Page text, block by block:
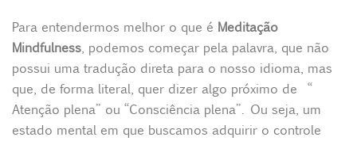
Para entendermos melhor o que é Meditação
Mindfulness, podemos começar pela palavra, que não
possui uma tradução direta para o nosso idioma, mas
que, de forma literal, quer dizer algo próximo de “
Atenção plena” ou “Consciência plena”. Ou seja, um
estado mental em que buscamos adquirir o controle